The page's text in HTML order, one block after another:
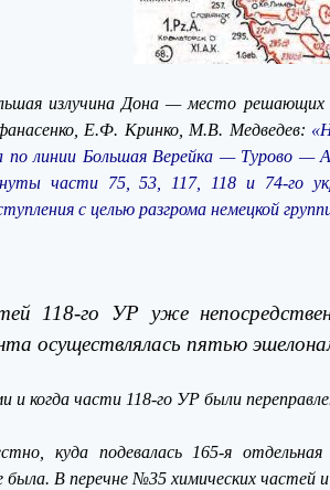
излучина Дона — место решающих
Е.Ф. Кринко, М.В. Медведев:
по линии Большая Верейка — Турово —
части 75, 53, 117, 118 и 74-го
с целью разгрома немецкой
118-го УР уже
осуществлялась пятью
и когда части 118-го УР были
куда подевалась 165-я
была. В перечне №35 химических частей